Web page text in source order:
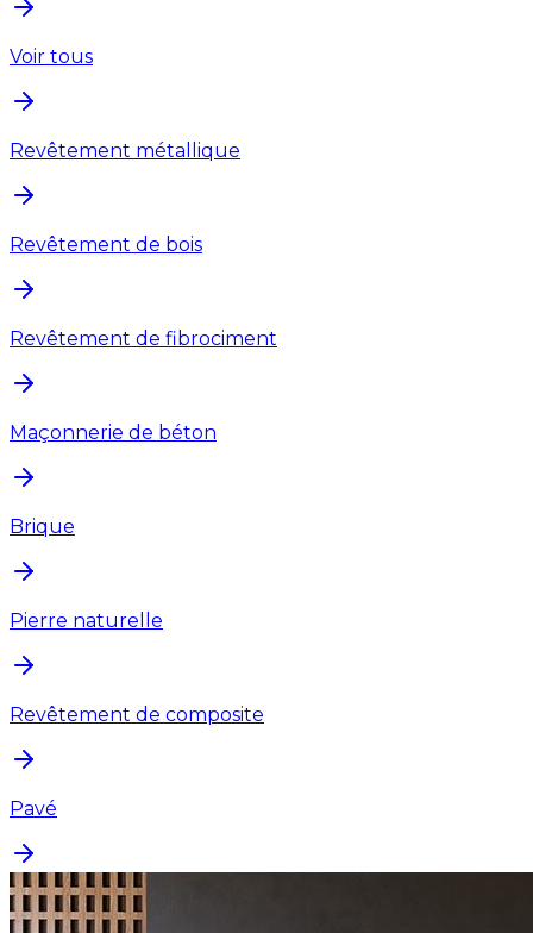
Voir tous
Revêtement métallique
Revêtement de bois
Revêtement de fibrociment
Maçonnerie de béton
Brique
Pierre naturelle
Revêtement de composite
Pavé